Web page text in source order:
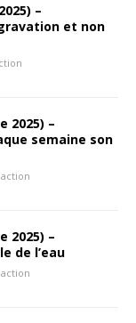
–
et non
2025) –
semaine son
2025) –
de l’eau